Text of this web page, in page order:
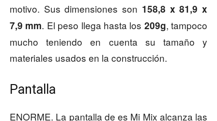
motivo. Sus dimensiones son 158,8 x 81,9 x
7,9 mm. El peso llega hasta los 209g, tampoco
mucho teniendo en cuenta su tamaño y
materiales usados en la construcción.
Pantalla
ENORME. La pantalla de es Mi Mix alcanza las